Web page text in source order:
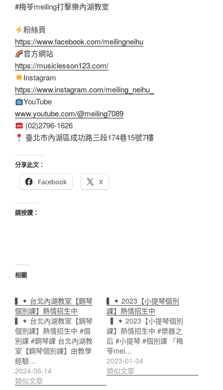
#梅苓meiling打擊樂內湖教室
粉絲頁
https://www.facebook.com/meilingneihu
官方網站
https://musiclesson123.com/
Instagram
https://www.instagram.com/meiling_neihu_
YouTube
www.youtube.com/@meiling7089
(02)2796-1626
臺北市內湖區成功路三段174巷15號7樓
分享此文：
Facebook
X
請按讚：
相關
▍✦ 台北內湖教室【鋼琴
個別課】熱情招生中
▍✦ 台北內湖教室【鋼琴
個別課】熱情招生中 #個
別課 #鋼琴課 台北內湖教
室【鋼琴個別課】由教學
經驗…
2024-06-14
類似文章
▍✦ 2023【小提琴個別
課】熱情招生中
▍✦ 2023【小提琴個別
課】熱情招生中 #樂器之
后 #小提琴 #個別課 『梅
苓mei…
2023-01-04
類似文章